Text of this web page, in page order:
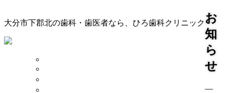
大分市下郡北の歯科・歯医者なら、ひろ歯科クリニックお
知
ら
せ
―